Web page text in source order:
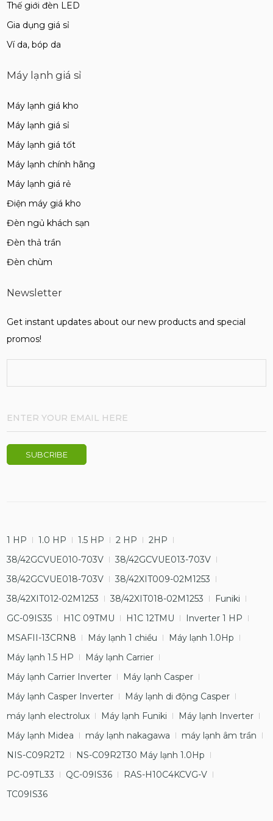
Thế giới đèn LED
Gia dụng giá sỉ
Ví da, bóp da
Máy lạnh giá sỉ
Máy lạnh giá kho
Máy lạnh giá sỉ
Máy lạnh giá tốt
Máy lạnh chính hãng
Máy lạnh giá rẻ
Điện máy giá kho
Đèn ngủ khách sạn
Đèn thả trần
Đèn chùm
Newsletter
Get instant updates about our new products and special
promos!
1 HP 1.0 HP 1.5 HP 2 HP
2HP
38/42GCVUE010-703V
38/42GCVUE013-703V
38/42GCVUE018-703V
38/42XIT009-02M1253
38/42XIT012-02M1253
38/42XIT018-02M1253
Funiki
GC-09IS35
H1C 09TMU H1C 12TMU
Inverter 1 HP
MSAFII-13CRN8
Máy lạnh 1 chiều
Máy lạnh 1.0Hp
Máy lạnh 1.5 HP
Máy lạnh Carrier
Máy lạnh Carrier Inverter
Máy lạnh Casper
Máy lạnh Casper Inverter
Máy lạnh di động Casper
máy lạnh electrolux
Máy lạnh Funiki
Máy lạnh Inverter
Máy lạnh Midea
máy lạnh nakagawa
máy lạnh âm trần
NIS-C09R2T2
NS-C09R2T30 Máy lạnh 1.0Hp
PC-09TL33
QC-09IS36
RAS-H10C4KCVG-V
TC09IS36